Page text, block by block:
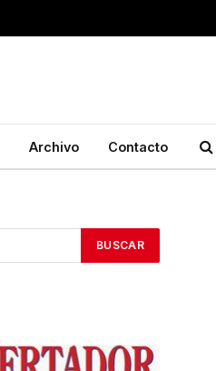
Archivo Contacto